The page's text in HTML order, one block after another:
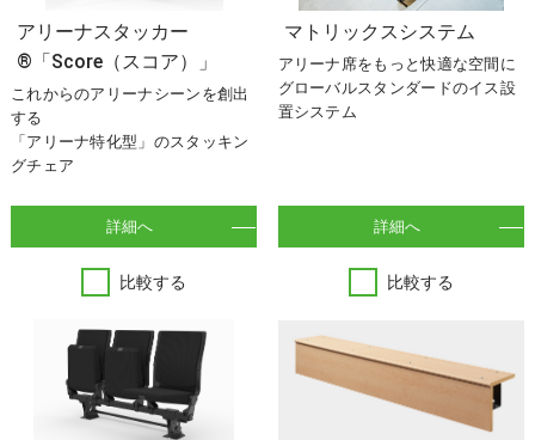
アリーナスタッカー
®「Score（スコア）」
これからのアリーナシーンを創出
する
「アリーナ特化型」のスタッキン
グチェア
詳細へ
比較する
マトリックスシステム
アリーナ席をもっと快適な空間に
グローバルスタンダードのイス設
置システム
詳細へ
比較する